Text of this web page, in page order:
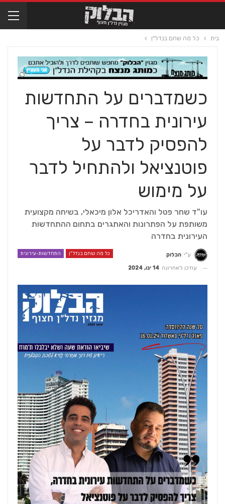
בית כל מה שחם בנדל"ן
כשמדברים על התחדשות
עירונית בחדרה – צריך
להפסיק לדבר על
פוטנציאל ולהתחיל לדבר
על מימוש
עו"ד שחר פטל והאדריכל אלון מיכאלי, בשיחה מקצועית
משותפת על הפתרונות והאתגרים בתחום ההתחדשות
העירונית בחדרה
כל מה שחם בנדל"ן התחדשות-עירונית ע"י הבלוק
עודכן לאחרונה 14 ינו, 2024